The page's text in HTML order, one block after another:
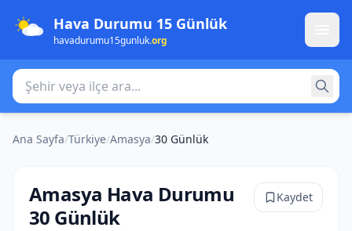
Hava Durumu 15 Günlük
havadurumu15gunluk.org
Şehir veya ilçe ara
Ana Sayfa/Türkiye/Amasya/30 Günlük
Amasya Hava Durumu
30 Günlük
Kaydet